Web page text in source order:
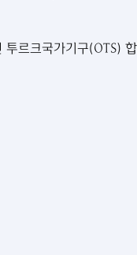
투르크국가기구(OTS)